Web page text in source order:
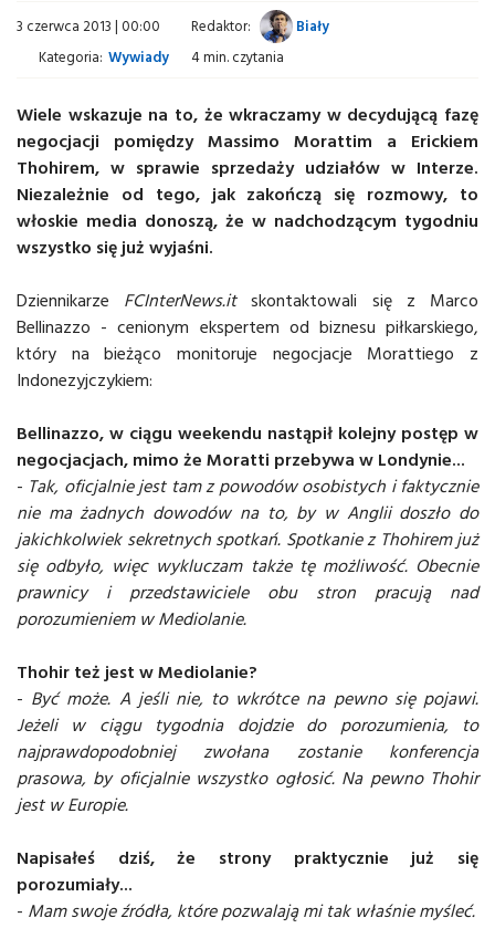
3 czerwca 2013 | 00:00 Redaktor:
Biały
Kategoria: Wywiady 4 min. czytania
Wiele wskazuje na to, że wkraczamy w decydującą fazę
negocjacji pomiędzy Massimo Morattim a Erickiem
Thohirem, w sprawie sprzedaży udziałów w Interze.
Niezależnie od tego, jak zakończą się rozmowy, to
włoskie media donoszą, że w nadchodzącym tygodniu
wszystko się już wyjaśni.
Dziennikarze FCInterNews.itskontaktowali się z Marco
Bellinazzo - cenionym ekspertem od biznesu piłkarskiego,
który na bieżąco monitoruje negocjacje Morattiego z
Indonezyjczykiem:
Bellinazzo, w ciągu weekendu nastąpił kolejny postęp w
negocjacjach, mimo że Moratti przebywa w Londynie...
- Tak, oficjalnie jest tam z powodów osobistych i faktycznie
nie ma żadnych dowodów na to, by w Anglii doszło do
jakichkolwiek sekretnych spotkań. Spotkanie z Thohirem już
się odbyło, więc wykluczam także tę możliwość. Obecnie
prawnicy i przedstawiciele obu stron pracują nad
porozumieniem w Mediolanie.
Thohir też jest w Mediolanie?
- Być może. A jeśli nie, to wkrótce na pewno się pojawi.
Jeżeli w ciągu tygodnia dojdzie do porozumienia, to
najprawdopodobniej zwołana zostanie konferencja
prasowa, by oficjalnie wszystko ogłosić. Na pewno Thohir
jest w Europie.
Napisałeś dziś, że strony praktycznie już się
porozumiały...
- Mam swoje źródła, które pozwalają mi tak właśnie myśleć.